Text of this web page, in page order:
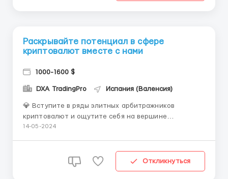
Раскрывайте потенциал в сфере
криптовалют вместе с нами
1000-1600 $
DXA TradingPro Испания (Валенсия)
💎 Вступите в ряды элитных арбитражников
криптовалют и ощутите себя на вершине
финансового мира! 🔍 Мы ищем только самых
гарантирует максимальную прибыль на рынке
криптовалют. ✔️ Что делает нас осо...
14-05-2024
Откликнуться